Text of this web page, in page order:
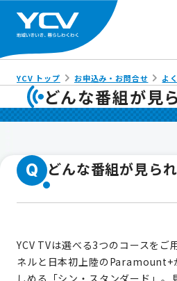
YCV トップ お申込み・お問合せ よ
どんな番組が見
Q どんな番組が見ら
YCV TVは選べる3つのコースをご
ネルと日本初上陸のParamount+
しめる「シン・スタンダード」。